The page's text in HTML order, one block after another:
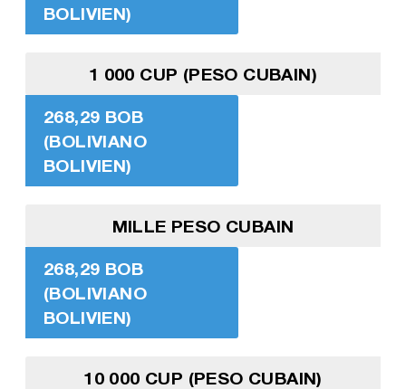
BOLIVIEN)
1 000 CUP (PESO CUBAIN)
268,29 BOB
(BOLIVIANO
BOLIVIEN)
MILLE PESO CUBAIN
268,29 BOB
(BOLIVIANO
BOLIVIEN)
10 000 CUP (PESO CUBAIN)